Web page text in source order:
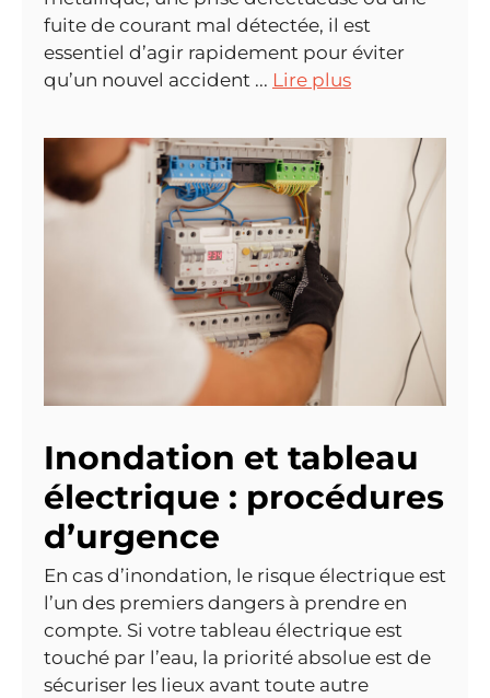
fuite de courant mal détectée, il est
essentiel d’agir rapidement pour éviter
qu’un nouvel accident ... Lire plus
Inondation et tableau
électrique : procédures
d’urgence
En cas d’inondation, le risque électrique est
l’un des premiers dangers à prendre en
compte. Si votre tableau électrique est
touché par l’eau, la priorité absolue est de
sécuriser les lieux avant toute autre